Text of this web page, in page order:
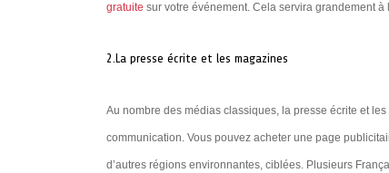
gratuite sur votre événement. Cela servira grandement
2.La presse écrite et les magazines
Au nombre des médias classiques, la presse écrite et
communication. Vous pouvez acheter une page
d’autres régions environnantes, ciblées. Plusieurs